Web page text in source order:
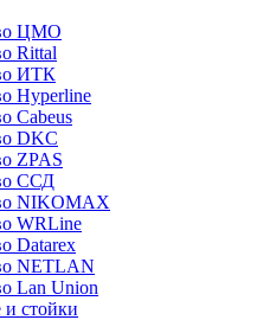
ЦМО
Rittal
ИТК
Hyperline
Cabeus
DKC
ZPAS
ССД
NIKOMAX
WRLine
Datarex
NETLAN
Lan Union
стойки